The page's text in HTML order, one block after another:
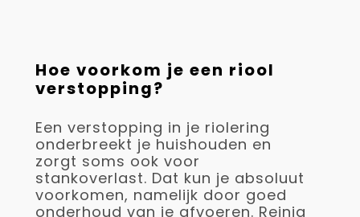
Hoe voorkom je een riool
verstopping?
Een verstopping in je riolering
onderbreekt je huishouden en
zorgt soms ook voor
stankoverlast. Dat kun je absoluut
voorkomen, namelijk door goed
onderhoud van je afvoeren. Reinig